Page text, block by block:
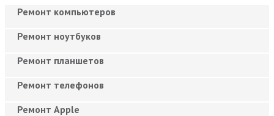
Ремонт компьютеров
Ремонт ноутбуков
Ремонт планшетов
Ремонт телефонов
Ремонт Apple